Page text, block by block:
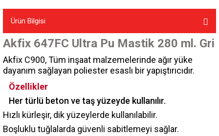
Ürün Bilgisi
Akfix 647FC Ultra Pu Mastik 280 ml. Gri
Akfix C900, Tüm inşaat malzemelerinde ağır yüke
dayanım sağlayan poliester esaslı bir yapıştırıcıdır.
Özellikler
Her türlü beton ve taş yüzeyde kullanılır.
Hızlı kürleşir, dik yüzeylerde kullanılabilir.
Boşluklu tuğlalarda güvenli sabitlemeyi sağlar.